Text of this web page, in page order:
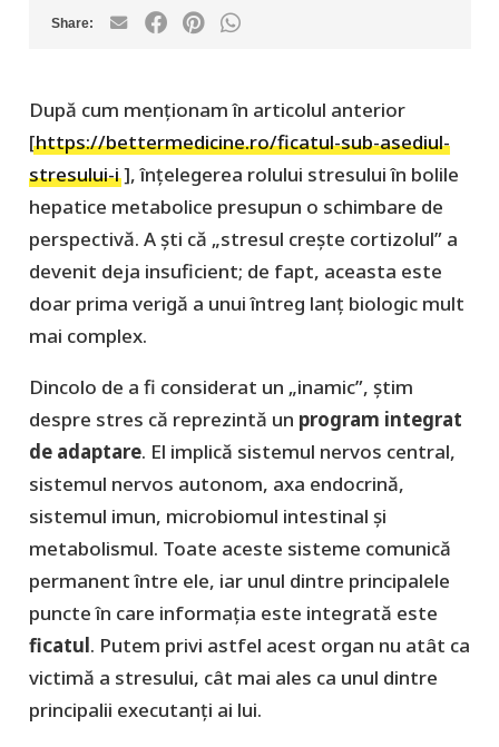
După cum menţionam în articolul anterior
[https://bettermedicine.ro/ficatul-sub-asediul-
stresului-i], înțelegerea rolului stresului în bolile
hepatice metabolice presupun o schimbare de
perspectivă. A şti că „stresul crește cortizolul” a
devenit deja insuficient; de fapt, aceasta este
doar prima verigă a unui întreg lanț biologic mult
mai complex.
Dincolo de a fi considerat un „inamic”, ştim
despre stres că reprezintă un program integrat
de adaptare. El implică sistemul nervos central,
sistemul nervos autonom, axa endocrină,
sistemul imun, microbiomul intestinal și
metabolismul. Toate aceste sisteme comunică
permanent între ele, iar unul dintre principalele
puncte în care informația este integrată este
ficatul. Putem privi astfel acest organ nu atât ca
victimă a stresului, cât mai ales ca unul dintre
principalii executanți ai lui.